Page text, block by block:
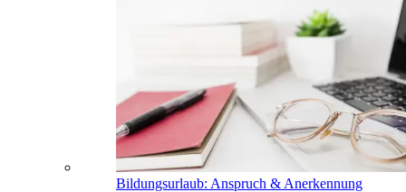
Bildungsurlaub: Anspruch & Anerkennung